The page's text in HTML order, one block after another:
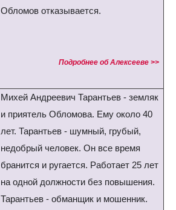
Обломов отказывается.
Подробнее об Алексееве >>
Михей Андреевич Тарантьев - земляк
и приятель Обломова. Ему около 40
лет. Тарантьев - шумный, грубый,
недобрый человек. Он все время
бранится и ругается. Работает 25 лет
на одной должности без повышения.
Тарантьев - обманщик и мошенник.